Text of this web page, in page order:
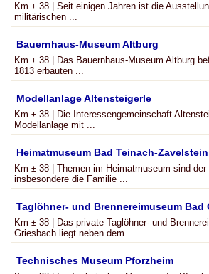
Km ± 38 | Seit einigen Jahren ist die
militärischen ...
Bauernhaus-Museum Altburg
Km ± 38 | Das Bauernhaus-Museum Altburg
1813 erbauten ...
Modellanlage Altensteigerle
Km ± 38 | Die Interessengemeinschaft
Modellanlage mit ...
Heimatmuseum Bad Teinach-Zavelstein
Km ± 38 | Themen im Heimatmuseum sind der
insbesondere die Familie ...
Taglöhner- und Brennereimuseum Bad
Km ± 38 | Das private Taglöhner- und
Griesbach liegt neben dem ...
Technisches Museum Pforzheim